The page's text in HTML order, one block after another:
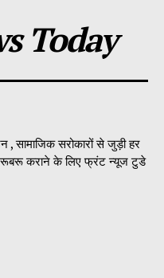
Today
, सामाजिक सरोकारों से जुड़ी हर
कराने के लिए फ्रंट न्यूज टुडे